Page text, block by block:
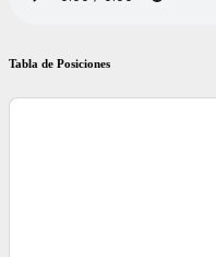
Tabla de Posiciones